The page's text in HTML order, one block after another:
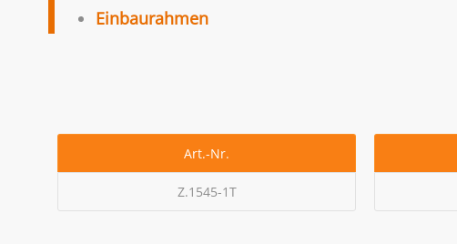
Einbaurahmen
Art.-Nr.
Z.1545-1T